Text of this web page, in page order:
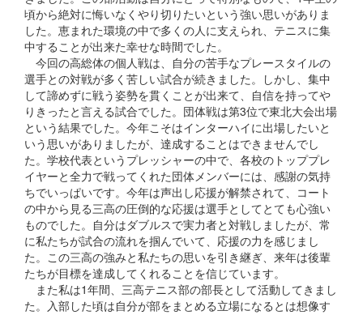
頃から絶対に悔いなくやり切りたいという強い思いがありま
した。恵まれた環境の中で多くの人に支えられ、テニスに集
中することが出来た幸せな時間でした。
今回の高総体の個人戦は、自分の苦手なプレースタイルの
選手との対戦が多く苦しい試合が続きました。しかし、集中
して諦めずに戦う姿勢を貫くことが出来て、自信を持ってや
りきったと言える試合でした。団体戦は第3位で東北大会出場
という結果でした。今年こそはインターハイに出場したいと
いう思いがありましたが、達成することはできませんでし
た。学校代表というプレッシャーの中で、各校のトッププレ
イヤーと全力で戦ってくれた団体メンバーには、感謝の気持
ちでいっぱいです。今年は声出し応援が解禁されて、コート
の中から見る三高の圧倒的な応援は選手としてとても心強い
ものでした。自分はダブルスで実力者と対戦しましたが、常
に私たちが試合の流れを掴んでいて、応援の力を感じまし
た。この三高の強みと私たちの思いを引き継ぎ、来年は後輩
たちが目標を達成してくれることを信じています。
また私は1年間、三高テニス部の部長として活動してきまし
た。入部した頃は自分が部をまとめる立場になるとは想像す